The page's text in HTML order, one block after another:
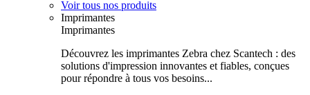
Voir tous nos produits
Imprimantes
Imprimantes
Découvrez les imprimantes Zebra chez Scantech : des
solutions d'impression innovantes et fiables, conçues
pour répondre à tous vos besoins...